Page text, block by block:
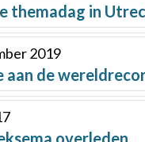
themadag in
2019
aan de